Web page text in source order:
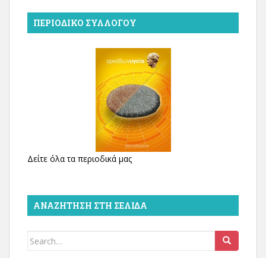
ΠΕΡΙΟΔΙΚΌ ΣΥΛΛΌΓΟΥ
Δείτε όλα τα περιοδικά μας
ΑΝΑΖΉΤΗΣΗ ΣΤΗ ΣΕΛΊΔΑ
Search